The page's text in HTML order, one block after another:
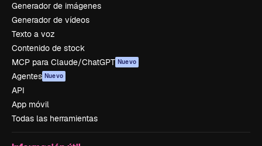
Generador de imágenes
Generador de vídeos
Texto a voz
Contenido de stock
MCP para Claude/ChatGPT Nuevo
Agentes Nuevo
API
App móvil
Todas las herramientas